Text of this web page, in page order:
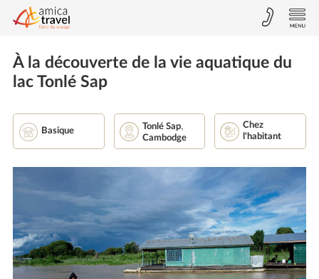
À la découverte de la vie aquatique du
lac Tonlé Sap
Basique Tonlé Sap,
Cambodge
Chez
l'habitant